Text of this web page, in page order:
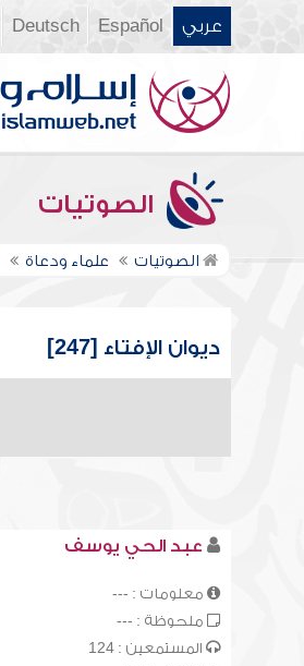
عربي Español
Deutsch
الصوتيات
الصوتيات علماء ودعاة
ديوان الإفتاء [247]
عبد الحي يوسف
معلومات : ---
ملحوظة : ---
المستمعين : 124